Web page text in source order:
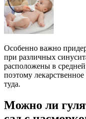
Особенно важно
при различных
расположены в
поэтому
туда.
Можно ли